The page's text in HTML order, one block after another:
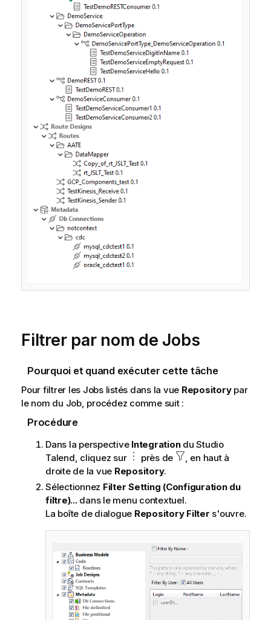
Filtrer par nom de Jobs
Pourquoi et quand exécuter cette tâche
Pour filtrer les Jobs listés dans la vue Repositorypar
le nom du Job, procédez comme suit :
Procédure
Dans la perspective Integration duStudio
Talend, cliquez sur près de
, en haut à
droite de la vue Repository.
Sélectionnez Filter Setting (Configuration du
filtre)...dans le menu contextuel.
La boîte de dialogue Repository Filter s'ouvre.